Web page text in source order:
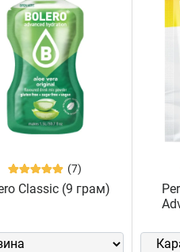
(7)
Classic (9 грам)